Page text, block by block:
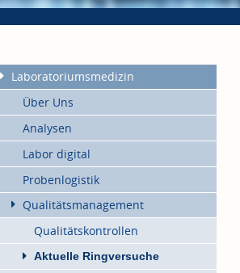
Laboratoriumsmedizin
Über Uns
Analysen
Labor digital
Probenlogistik
Qualitätsmanagement
Qualitätskontrollen
Aktuelle Ringversuche